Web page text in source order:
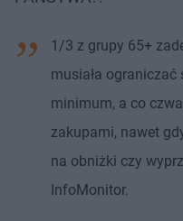
1/3 z grupy 65+
musiała
minimum, a co
zakupami, nawet
na obniżki czy
InfoMonitor.